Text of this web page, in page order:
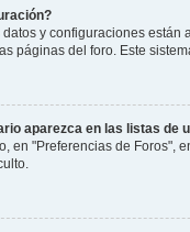
y configuraciones
páginas del foro. Este
aparezca en las listas de
en "Preferencias de Foros",